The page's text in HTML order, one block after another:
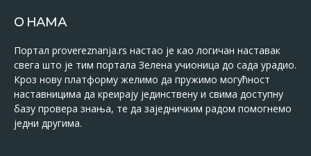
О НАМА
Портал provereznanja.rs настао је као логичан наставак
свега што је тим портала Зелена учионица до сада урадио.
Кроз нову платформу желимо да пружимо могућност
наставницима да креирају јединствену и свима доступну
базу провера знања, те да заједничким радом помогнемо
једни другима.